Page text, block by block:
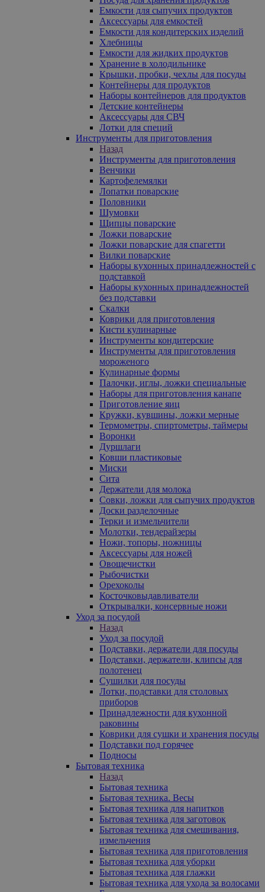
Емкости для сыпучих продуктов
Аксессуары для емкостей
Емкости для кондитерских изделий
Хлебницы
Емкости для жидких продуктов
Хранение в холодильнике
Крышки, пробки, чехлы для посуды
Контейнеры для продуктов
Наборы контейнеров для продуктов
Детские контейнеры
Аксессуары для СВЧ
Лотки для специй
Инструменты для приготовления
Назад
Инструменты для приготовления
Венчики
Картофелемялки
Лопатки поварские
Половники
Шумовки
Щипцы поварские
Ложки поварские
Ложки поварские для спагетти
Вилки поварские
Наборы кухонных принадлежностей с
подставкой
Наборы кухонных принадлежностей
без подставки
Скалки
Коврики для приготовления
Кисти кулинарные
Инструменты кондитерские
Инструменты для приготовления
мороженого
Кулинарные формы
Палочки, иглы, ложки специальные
Наборы для приготовления канапе
Приготовление яиц
Кружки, кувшины, ложки мерные
Термометры, спиртометры, таймеры
Воронки
Дуршлаги
Ковши пластиковые
Миски
Сита
Держатели для молока
Совки, ложки для сыпучих продуктов
Доски разделочные
Терки и измельчители
Молотки, тендерайзеры
Ножи, топоры, ножницы
Аксессуары для ножей
Овощечистки
Рыбочистки
Орехоколы
Косточковыдавливатели
Открывалки, консервные ножи
Уход за посудой
Назад
Уход за посудой
Подставки, держатели для посуды
Подставки, держатели, клипсы для
полотенец
Сушилки для посуды
Лотки, подставки для столовых
приборов
Принадлежности для кухонной
раковины
Коврики для сушки и хранения посуды
Подставки под горячее
Подносы
Бытовая техника
Назад
Бытовая техника
Бытовая техника. Весы
Бытовая техника для напитков
Бытовая техника для заготовок
Бытовая техника для смешивания,
измельчения
Бытовая техника для приготовления
Бытовая техника для уборки
Бытовая техника для глажки
Бытовая техника для ухода за волосами